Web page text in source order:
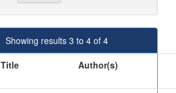
Showing results 3 to 4 of 4
Title Author(s)